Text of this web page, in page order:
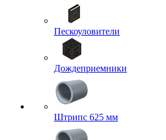
Пескоуловители
Дождеприемники
Штрипс 625 мм